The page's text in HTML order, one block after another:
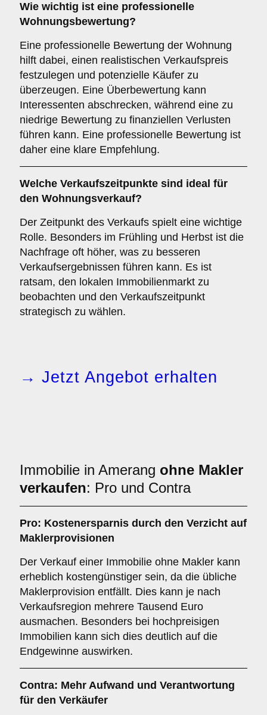
Wie wichtig ist eine professionelle
Wohnungsbewertung?
Eine professionelle Bewertung der Wohnung
hilft dabei, einen realistischen Verkaufspreis
festzulegen und potenzielle Käufer zu
überzeugen. Eine Überbewertung kann
Interessenten abschrecken, während eine zu
niedrige Bewertung zu finanziellen Verlusten
führen kann. Eine professionelle Bewertung ist
daher eine klare Empfehlung.
Welche Verkaufszeitpunkte sind ideal für
den Wohnungsverkauf?
Der Zeitpunkt des Verkaufs spielt eine wichtige
Rolle. Besonders im Frühling und Herbst ist die
Nachfrage oft höher, was zu besseren
Verkaufsergebnissen führen kann. Es ist
ratsam, den lokalen Immobilienmarkt zu
beobachten und den Verkaufszeitpunkt
strategisch zu wählen.
→ Jetzt Angebot erhalten
Immobilie in Amerang ohne Makler
verkaufen: Pro und Contra
Pro: Kostenersparnis durch den Verzicht auf
Maklerprovisionen
Der Verkauf einer Immobilie ohne Makler kann
erheblich kostengünstiger sein, da die übliche
Maklerprovision entfällt. Dies kann je nach
Verkaufsregion mehrere Tausend Euro
ausmachen. Besonders bei hochpreisigen
Immobilien kann sich dies deutlich auf die
Endgewinne auswirken.
Contra: Mehr Aufwand und Verantwortung
für den Verkäufer